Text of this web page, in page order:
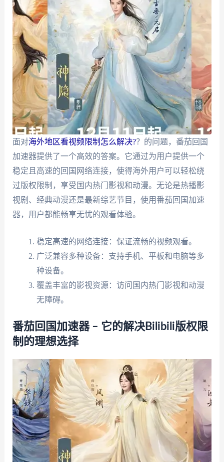
面对海外地区看视频限制怎么解决?？的问题，番茄回国
加速器提供了一个高效的答案。它通过为用户提供一个
稳定且高速的回国网络连接，使得海外用户可以轻松绕
过版权限制，享受国内热门影视和动漫。无论是热播影
视剧、经典动漫还是最新综艺节目，使用番茄回国加速
器，用户都能畅享无忧的观看体验。
稳定高速的网络连接：保证流畅的视频观看。
广泛兼容多种设备：支持手机、平板和电脑等多
种设备。
覆盖丰富的影视资源：访问国内热门影视和动漫
无障碍。
番茄回国加速器 – 它的解决Bilibili版权限
制的理想选择